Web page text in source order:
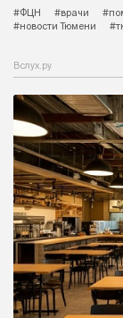
#ФЦН
#врачи
#новости Тюмени
Вслух.ру